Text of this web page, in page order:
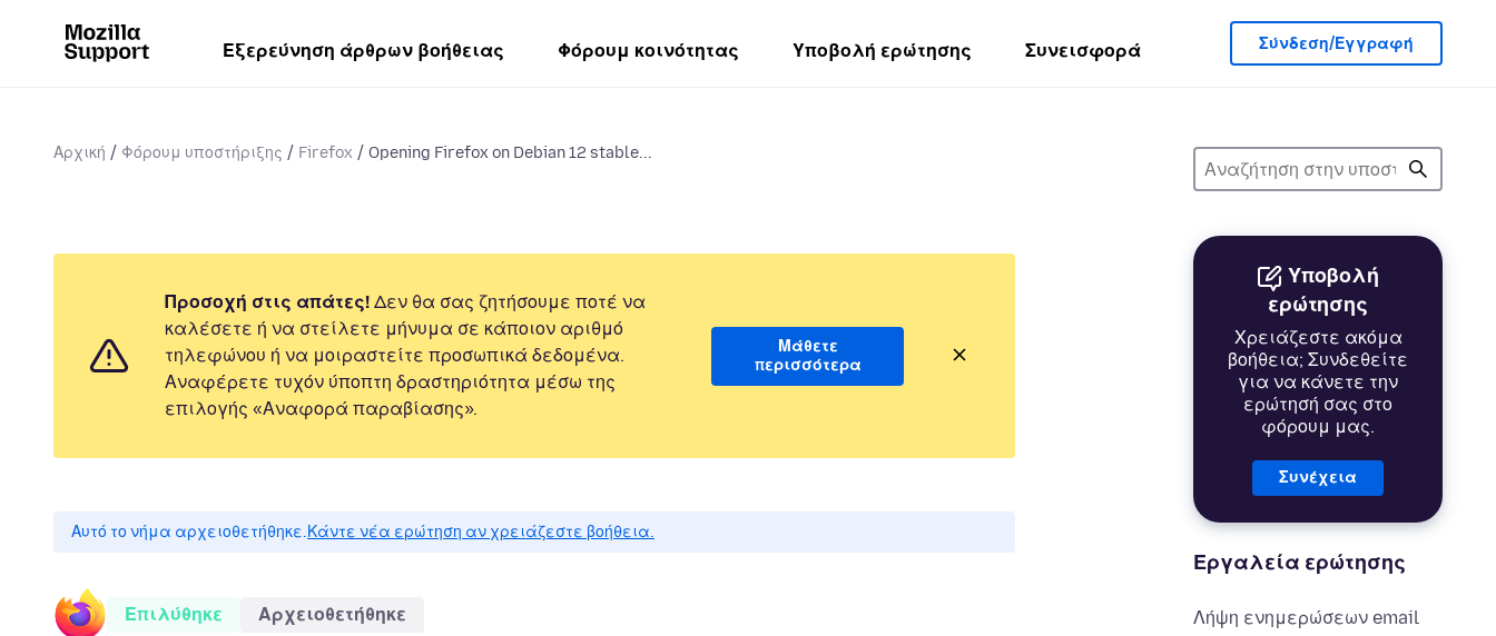
Εξερεύνηση άρθρων βοήθειας Φόρουμ κοινότητας Υποβολή ερώτησης Συνεισφορά Σύνδεση/Εγγραφή
Αρχική Φόρουμ υποστήριξης Firefox Opening Firefox on Debian 12 stable...
Υποβολή
ερώτησης
Χρειάζεστε ακόμα
βοήθεια; Συνδεθείτε
για να κάνετε την
ερώτησή σας στο
φόρουμ μας.
Συνέχεια
Εργαλεία ερώτησης
Λήψη ενημερώσεων email
Προσοχή στις απάτες! Δεν θα σας ζητήσουμε ποτέ να
καλέσετε ή να στείλετε μήνυμα σε κάποιον αριθμό
τηλεφώνου ή να μοιραστείτε προσωπικά δεδομένα.
Αναφέρετε τυχόν ύποπτη δραστηριότητα μέσω της
επιλογής «Αναφορά παραβίασης».
Μάθετε
περισσότερα
Αυτό το νήμα αρχειοθετήθηκε.Κάντε νέα ερώτηση αν χρειάζεστε βοήθεια.
Επιλύθηκε Αρχειοθετήθηκε